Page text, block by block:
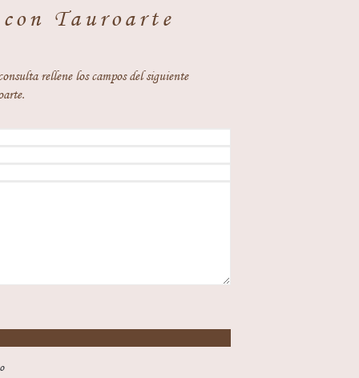
Tauroarte
rellene los campos del siguiente